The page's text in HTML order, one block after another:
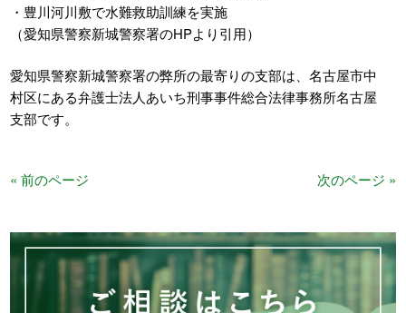
・豊川河川敷で水難救助訓練を実施
（愛知県警察新城警察署のHPより引用）
愛知県警察新城警察署の弊所の最寄りの支部は、名古屋市中
村区にある弁護士法人あいち刑事事件総合法律事務所名古屋
支部です。
« 前のページ 次のページ »